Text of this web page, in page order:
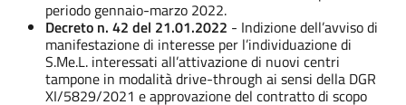
periodo gennaio-marzo 2022.
Decreto n. 42 del 21.01.2022 - Indizione dell’avviso di
manifestazione di interesse per l’individuazione di
S.Me.L. interessati all’attivazione di nuovi centri
tampone in modalità drive-through ai sensi della DGR
XI/5829/2021 e approvazione del contratto di scopo